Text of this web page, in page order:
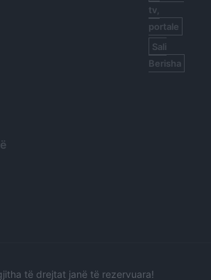
tv,
portale
Sali
Berisha
të drejtat janë të rezervuara!